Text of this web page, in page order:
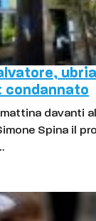
condannato
davanti
Spina il